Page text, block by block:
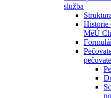
služba
Historie
MěÚ